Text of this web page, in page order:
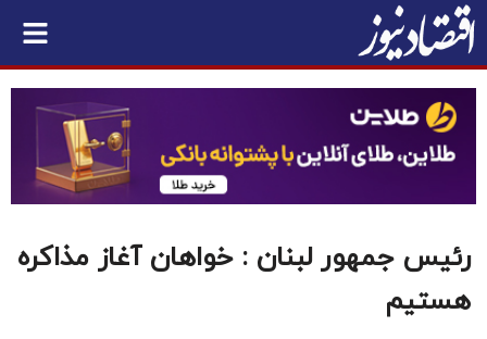
رئیس جمهور لبنان : خواهان آغاز مذاکره
هستیم